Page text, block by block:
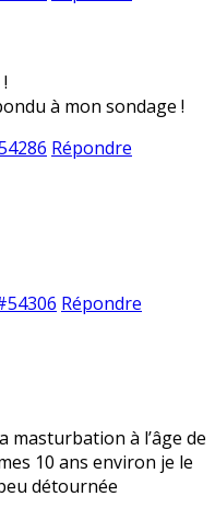
à mon sondage !
Répondre
Répondre
masturbation à l’âge de
10 ans environ je le
détournée